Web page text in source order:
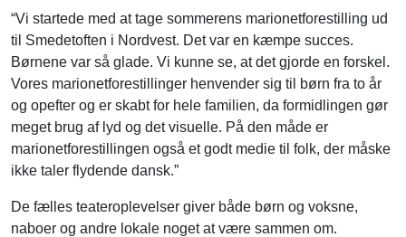
“Vi startede med at tage sommerens marionetforestilling ud
til Smedetoften i Nordvest. Det var en kæmpe succes.
Børnene var så glade. Vi kunne se, at det gjorde en forskel.
Vores marionetforestillinger henvender sig til børn fra to år
og opefter og er skabt for hele familien, da formidlingen gør
meget brug af lyd og det visuelle. På den måde er
marionetforestillingen også et godt medie til folk, der måske
ikke taler flydende dansk.”
De fælles teateroplevelser giver både børn og voksne,
naboer og andre lokale noget at være sammen om.